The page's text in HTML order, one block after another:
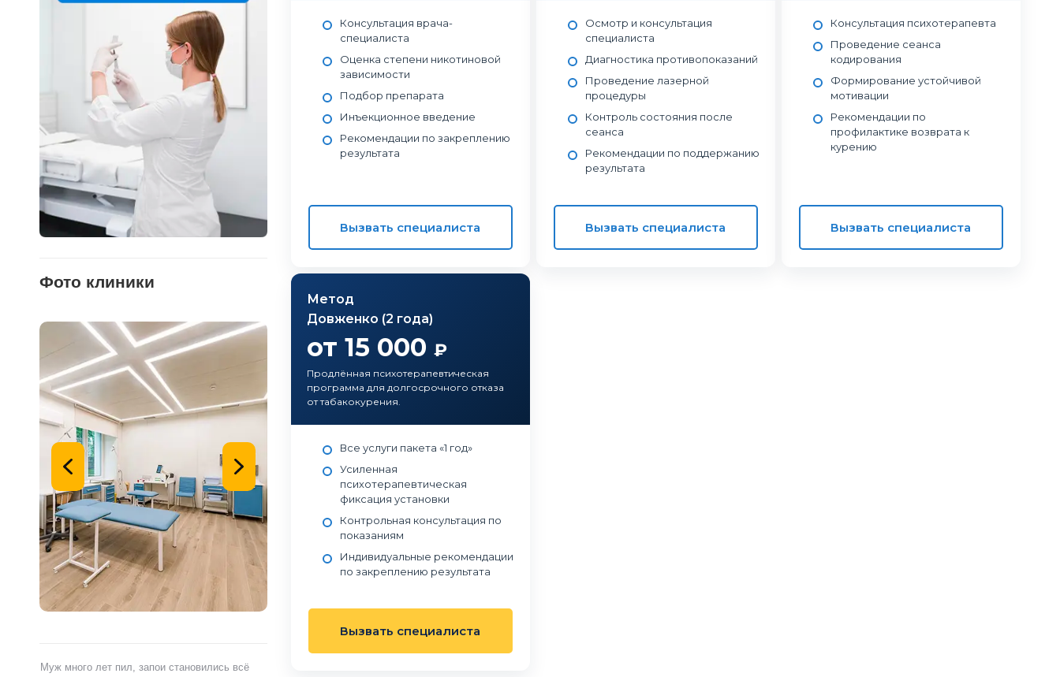
Фото клиники
Муж много лет пил, запои становились всё
Консультация врача-
специалиста
Оценка степени никотиновой
зависимости
Подбор препарата
Инъекционное введение
Рекомендации по закреплению
результата
Вызвать специалиста
Осмотр и консультация
специалиста
Диагностика противопоказаний
Проведение лазерной
процедуры
Контроль состояния после
сеанса
Рекомендации по поддержанию
результата
Вызвать специалиста
Консультация психотерапевта
Проведение сеанса
кодирования
Формирование устойчивой
мотивации
Рекомендации по
профилактике возврата к
курению
Вызвать специалиста
Метод
Довженко (2 года)
от 15 000 ₽
Продлённая психотерапевтическая
программа для долгосрочного отказа
от табакокурения.
Все услуги пакета «1 год»
Усиленная
психотерапевтическая
фиксация установки
Контрольная консультация по
показаниям
Индивидуальные рекомендации
по закреплению результата
Вызвать специалиста